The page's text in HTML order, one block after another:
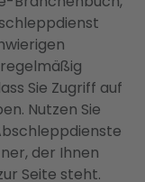
Sie Zugriff auf
Nutzen Sie
der Ihnen
Seite steht.